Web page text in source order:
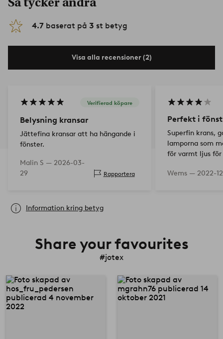
4.7 baserat på 3 st betyg
Visa alla recensioner (2)
Verifierad köpare
Belysning kransar
Jättefina kransar att ha hängande i
fönster.
Malin S — 2026-03-
29
Rapportera
Perfekt i
Superfin krans,
lamporna som
för varmt ljus
Wems — 2022-
Information kring betyg
Share your favourites
#jotex